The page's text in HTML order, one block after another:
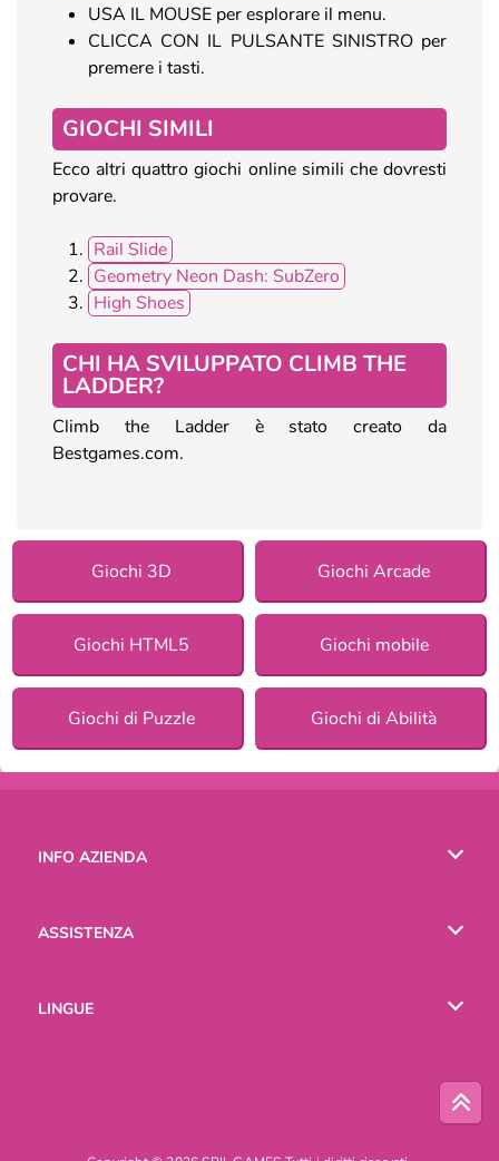
USA IL MOUSE per esplorare il menu.
CLICCA CON IL PULSANTE SINISTRO per
premere i tasti.
GIOCHI SIMILI
Ecco altri quattro giochi online simili che dovresti
provare.
Rail Slide
Geometry Neon Dash: SubZero
High Shoes
CHI HA SVILUPPATO CLIMB THE
LADDER?
Climb the Ladder è stato creato da
Bestgames.com.
Giochi 3D Giochi Arcade
Giochi HTML5 Giochi mobile
Giochi di Puzzle Giochi di Abilità
INFO AZIENDA
ASSISTENZA
LINGUE